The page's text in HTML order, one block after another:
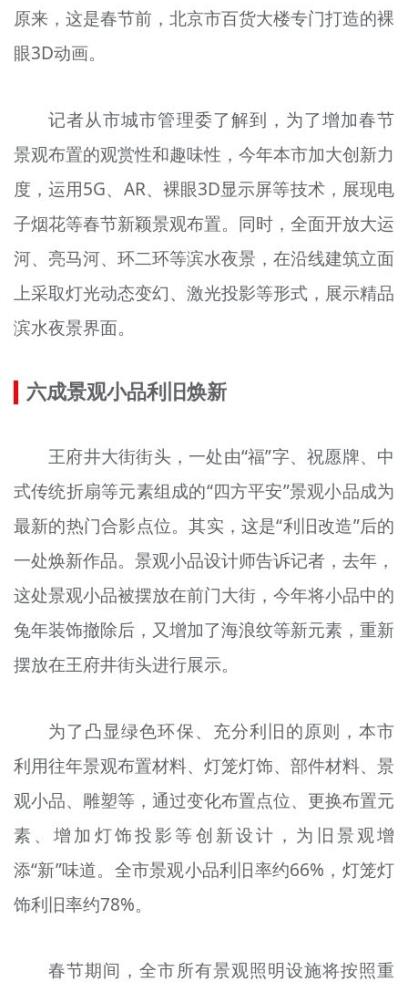
原来，这是春节前，北京市百货大楼专门打造的裸
眼3D动画。
记者从市城市管理委了解到，为了增加春节
景观布置的观赏性和趣味性，今年本市加大创新力
度，运用5G、AR、裸眼3D显示屏等技术，展现电
子烟花等春节新颖景观布置。同时，全面开放大运
河、亮马河、环二环等滨水夜景，在沿线建筑立面
上采取灯光动态变幻、激光投影等形式，展示精品
滨水夜景界面。
六成景观小品利旧焕新
王府井大街街头，一处由“福”字、祝愿牌、中
式传统折扇等元素组成的“四方平安”景观小品成为
最新的热门合影点位。其实，这是“利旧改造”后的
一处焕新作品。景观小品设计师告诉记者，去年，
这处景观小品被摆放在前门大街，今年将小品中的
兔年装饰撤除后，又增加了海浪纹等新元素，重新
摆放在王府井街头进行展示。
为了凸显绿色环保、充分利旧的原则，本市
利用往年景观布置材料、灯笼灯饰、部件材料、景
观小品、雕塑等，通过变化布置点位、更换布置元
素、增加灯饰投影等创新设计，为旧景观增
添“新”味道。全市景观小品利旧率约66%，灯笼灯
饰利旧率约78%。
春节期间，全市所有景观照明设施将按照重